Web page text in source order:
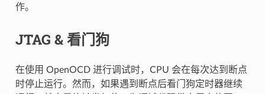
作。
JTAG & 看门狗
在使用 OpenOCD 进行调试时，CPU 会在每次达到断点
时停止运行。然而，如果遇到断点后看门狗定时器继续